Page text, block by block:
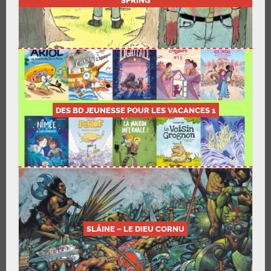
DES BD JEUNESSE POUR LES VACANCES 1
SLÁINE – LE DIEU CORNU